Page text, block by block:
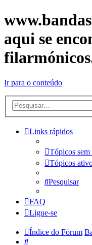
aqui se
Ir para o conteúdo
Links rápidos
Tópicos sem
Tópicos
Pesquisar
FAQ
Ligue-se
Índice do Fórum
Pesquisar